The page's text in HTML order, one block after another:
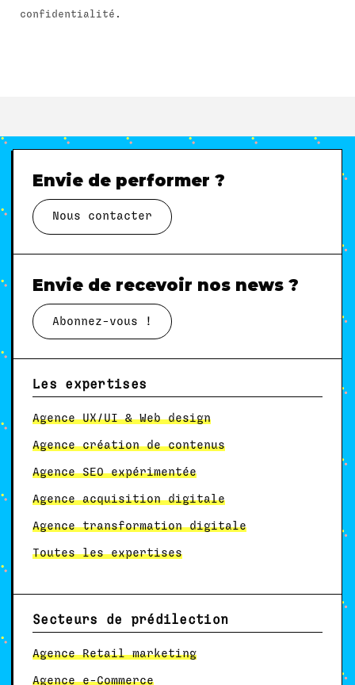
confidentialité.
Envie de performer ?
Nous contacter
Envie de recevoir nos news ?
Abonnez-vous !
Les expertises
Agence UX/UI & Web design
Agence création de contenus
Agence SEO expérimentée
Agence acquisition digitale
Agence transformation digitale
Toutes les expertises
Secteurs de prédilection
Agence Retail marketing
Agence e-Commerce